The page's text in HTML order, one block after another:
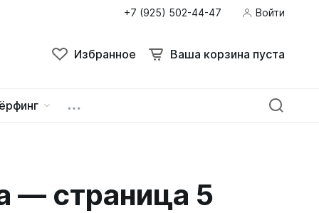
+7 (925) 502-44-47 Войти
Избранное Ваша корзина пуста
— страница 5